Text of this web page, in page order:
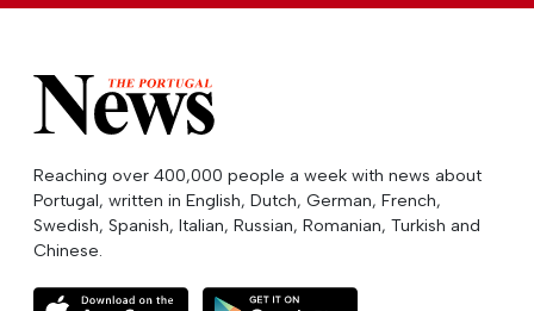
Reaching over 400,000 people a week with news about
Portugal, written in English, Dutch, German, French,
Swedish, Spanish, Italian, Russian, Romanian, Turkish and
Chinese.